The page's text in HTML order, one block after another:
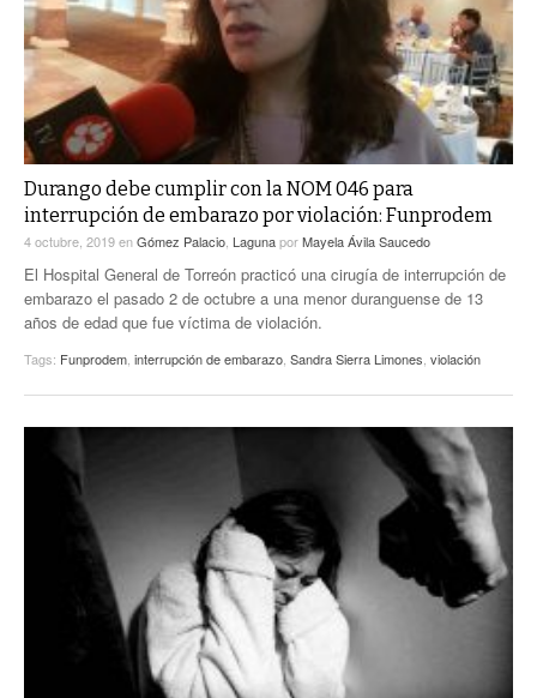
Durango debe cumplir con la NOM 046 para
interrupción de embarazo por violación: Funprodem
4 octubre, 2019enGómez Palacio LagunaporMayela Ávila Saucedo
El Hospital General de Torreón practicó una cirugía de interrupción de
embarazo el pasado 2 de octubre a una menor duranguense de 13
años de edad que fue víctima de violación.
Tags: Funprodem interrupción de embarazo Sandra Sierra Limones violación